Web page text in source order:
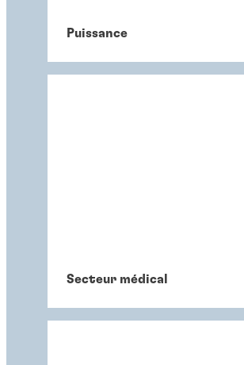
Puissance
Secteur médical